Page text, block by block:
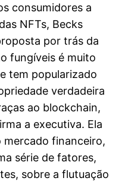
consumidores a
NFTs, Becks
por trás da
fungíveis é muito
tem popularizado
verdadeira
ao blockchain,
a executiva. Ela
financeiro,
série de fatores,
sobre a flutuação